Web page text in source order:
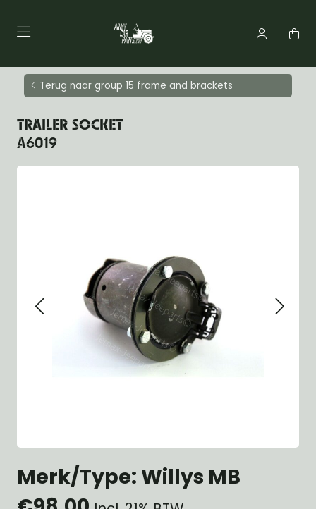
Terug naar group 15 frame and brackets
TRAILER SOCKET
A6019
Merk/Type: Willys MB